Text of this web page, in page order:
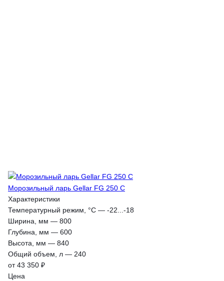
Морозильный ларь Gellar FG 250 C
Характеристики
Температурный режим, °С — -22...-18
Ширина, мм — 800
Глубина, мм — 600
Высота, мм — 840
Общий объем, л — 240
от 43 350 ₽
Цена